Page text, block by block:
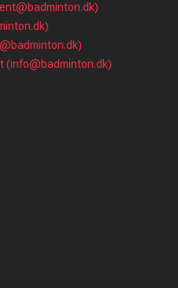
(info@badminton.dk)